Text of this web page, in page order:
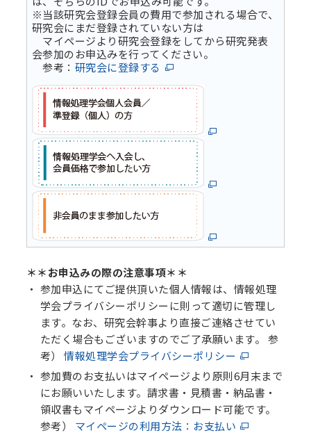
※当該研究会登録会員の費用で参加される場合で、
研究会にまだ登録されていない方は
マイページより研究会登録をしてから研究発表
会参加のお申込みを行ってください。
参考： 研究会に登録する
＊＊お申込みの際の注意事項＊＊
参加申込にてご提供頂いた個人情報は、情報処理
学会プライバシーポリシーに則って適切に管理し
ます。なお、研究会幹事より直接ご連絡させてい
ただく場合もございますのでご了承願います。 参
考）情報処理学会プライバシーポリシー
参加費のお支払いはマイページより原則6月末まで
にお願いいたします。請求書・見積書・納品書・
領収書もマイページよりダウンロード可能です。
参考） マイページの利用方法：お支払い